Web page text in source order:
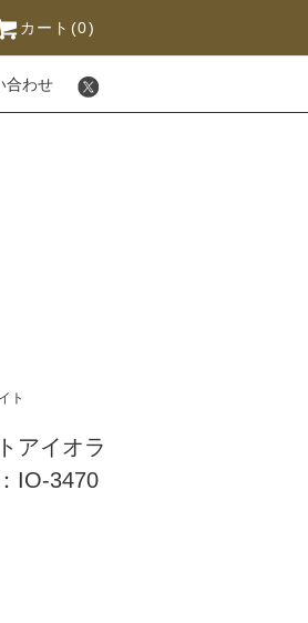
カート(0)
合わせ
ト
アイオラ
IO-3470